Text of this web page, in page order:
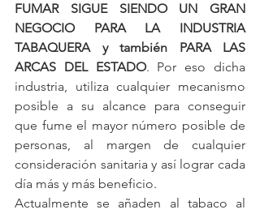
FUMAR SIGUE SIENDO UN GRAN
NEGOCIO PARA LA INDUSTRIA
TABAQUERA y también PARA LAS
ARCAS DEL ESTADO. Por eso dicha
industria, utiliza cualquier mecanismo
posible a su alcance para conseguir
que fume el mayor número posible de
personas, al margen de cualquier
consideración sanitaria y así lograr cada
día más y más beneficio.
Actualmente se añaden al tabaco al